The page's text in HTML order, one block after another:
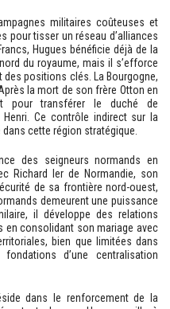
militaires coûteuses et
pour tisser un réseau d’alliances
Hugues bénéficie déjà de la
du royaume, mais il s’efforce
positions clés. La Bourgogne,
la mort de son frère Otton en
pour transférer le duché de
Ce contrôle indirect sur la
cette région stratégique.
des seigneurs normands en
Richard Ier de Normandie, son
de sa frontière nord-ouest,
demeurent une puissance
il développe des relations
en consolidant son mariage avec
bien que limitées dans
d’une centralisation
dans le renforcement de la